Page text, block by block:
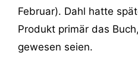
Februar). Dahl hatte
Produkt primär das
gewesen seien.